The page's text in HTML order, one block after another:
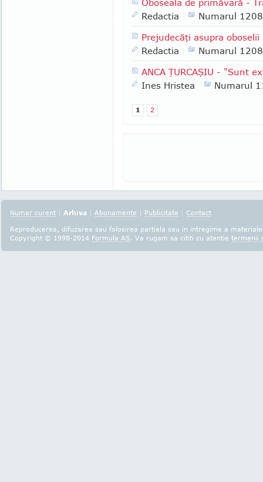
Oboseala de primăvară -
Redactia
Numarul 1208
Prejudecăţi asupra oboselii
Redactia
Numarul 1208
ANCA ŢURCAŞIU - "Sunt
Ines Hristea
Numarul
1 2
Numar curent | Arhiva | Abonamente | Publicitate | Contact
Reproducerea, difuzarea sau folosirea partiala sau in intregime a
Copyright © 1998-2014 Formula AS. Va rugam sa cititi cu atentie termenii